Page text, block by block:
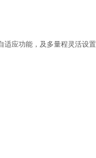
适应功能，及多量程灵活设置